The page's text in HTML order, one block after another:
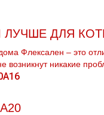
ЛУЧШЕ ДЛЯ
Флексален – это
возникнут никакие